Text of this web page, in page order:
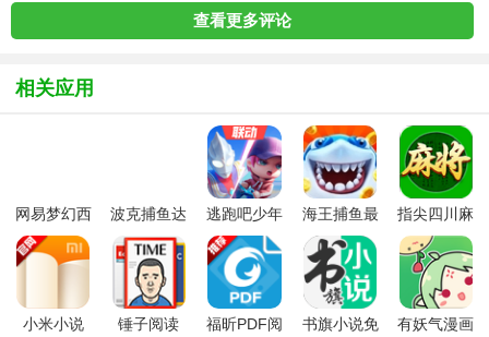
查看更多评论
相关应用
网易梦幻西
游手游
波克捕鱼达
人千炮版
2022微信版
本
逃跑吧少年
九游版最新
版
海王捕鱼最
新版官方正
版
指尖四川麻
将app最新
版
小米小说
锤子阅读
福昕PDF阅
书旗小说免
有妖气漫画